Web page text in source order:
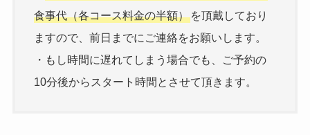
食事代（各コース料金の半額）を頂戴しており
ますので、前日までにご連絡をお願いします。
・もし時間に遅れてしまう場合でも、ご予約の
10分後からスタート時間とさせて頂きます。